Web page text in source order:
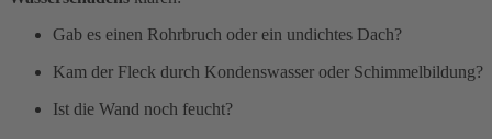
Gab es einen Rohrbruch oder ein undichtes Dach?
Kam der Fleck durch Kondenswasser oder Schimmelbildung?
Ist die Wand noch feucht?